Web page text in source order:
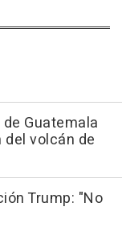
Guatemala
volcán de
Trump: "No